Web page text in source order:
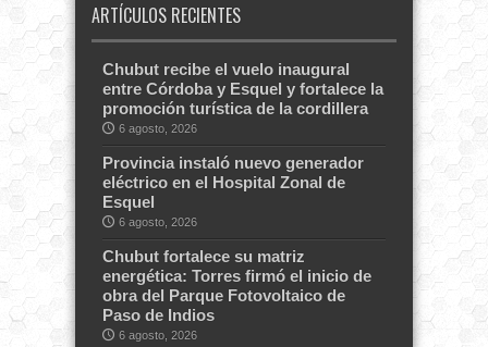
ARTÍCULOS RECIENTES
Chubut recibe el vuelo inaugural
entre Córdoba y Esquel y fortalece la
promoción turística de la cordillera
6 agosto, 2026
Provincia instaló nuevo generador
eléctrico en el Hospital Zonal de
Esquel
6 agosto, 2026
Chubut fortalece su matriz
energética: Torres firmó el inicio de
obra del Parque Fotovoltaico de
Paso de Indios
6 agosto, 2026